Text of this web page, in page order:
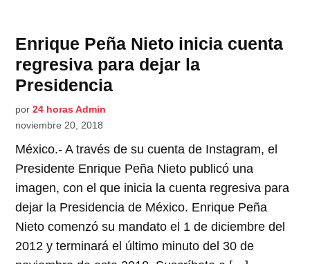
Enrique Peña Nieto inicia cuenta
regresiva para dejar la
Presidencia
por 24 horas Admin
noviembre 20, 2018
México.- A través de su cuenta de Instagram, el
Presidente Enrique Peña Nieto publicó una
imagen, con el que inicia la cuenta regresiva para
dejar la Presidencia de México. Enrique Peña
Nieto comenzó su mandato el 1 de diciembre del
2012 y terminará el último minuto del 30 de